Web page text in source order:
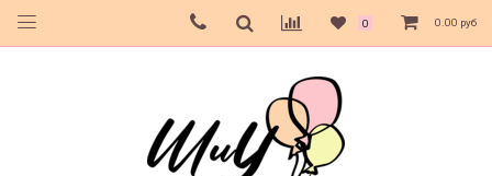
0 0.00 руб